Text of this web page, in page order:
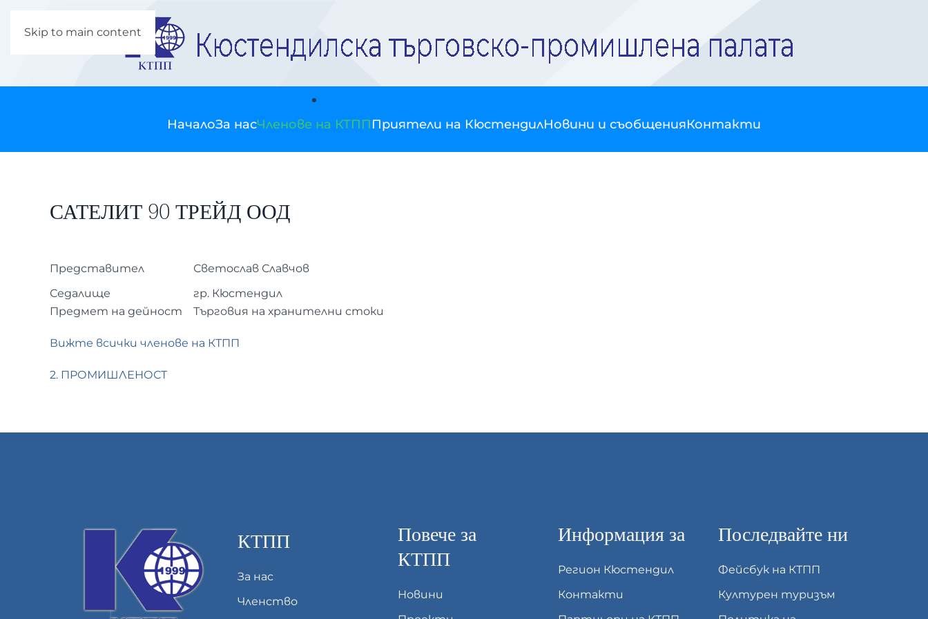
Skip to main content
НачалоЗа насЧленове на КТПППриятели на КюстендилНовини и съобщенияКонтакти
САТЕЛИТ 90 ТРЕЙД ООД
Представител
Светослав Славчов
Седалище
гр. Кюстендил
Предмет на дейност
Търговия на хранителни стоки
Вижте всички членове на КТПП
2. ПРОМИШЛЕНОСТ
КТПП
За нас
Членство
Повече за
КТПП
Новини
Информация за
Регион Кюстендил
Контакти
Последвайте ни
Фейсбук на КТПП
Културен туризъм